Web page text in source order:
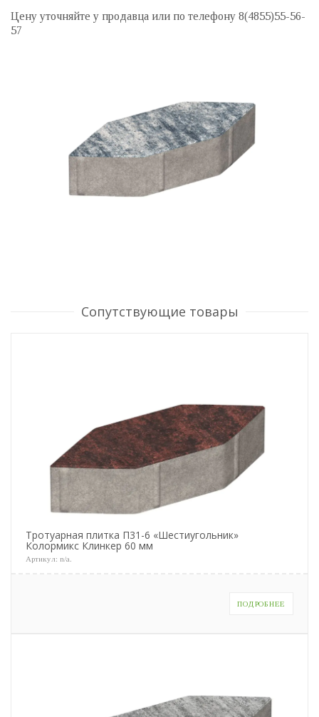
Цену уточняйте у продавца или по телефону 8(4855)55-56-
57
Сопутствующие товары
Тротуарная плитка П31-6 «Шестиугольник»
Колормикс Клинкер 60 мм
Артикул: n/a.
ПОДРОБНЕЕ